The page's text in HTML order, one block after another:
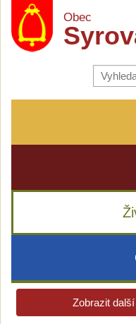
Obec
na
Zobrazit